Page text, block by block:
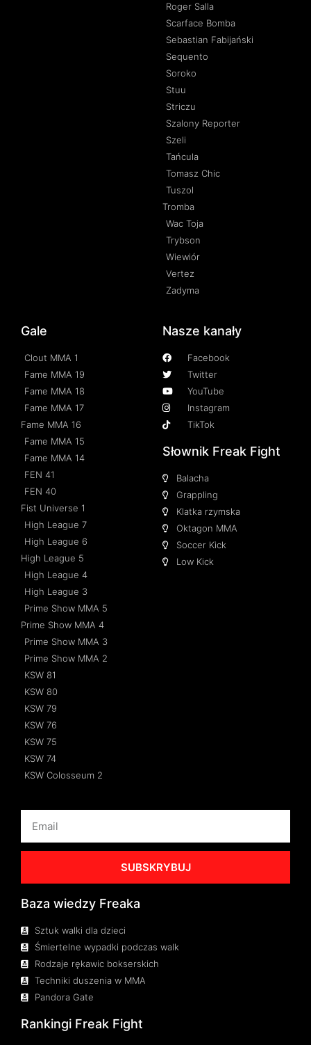
Roger Salla
Scarface Bomba
Sebastian Fabijański
Sequento
Soroko
Stuu
Striczu
Szalony Reporter
Szeli
Tańcula
Tomasz Chic
Tuszol
Tromba
Wac Toja
Trybson
Wiewiór
Vertez
Zadyma
Gale
Clout MMA 1
Fame MMA 19
Fame MMA 18
Fame MMA 17
Fame MMA 16
Fame MMA 15
Fame MMA 14
FEN 41
FEN 40
Fist Universe 1
High League 7
High League 6
High League 5
High League 4
High League 3
Prime Show MMA 5
Prime Show MMA 4
Prime Show MMA 3
Prime Show MMA 2
KSW 81
KSW 80
KSW 79
KSW 76
KSW 75
KSW 74
KSW Colosseum 2
Nasze kanały
Facebook
Twitter
YouTube
Instagram
TikTok
Słownik Freak Fight
Balacha
Grappling
Klatka rzymska
Oktagon MMA
Soccer Kick
Low Kick
SUBSKRYBUJ
Baza wiedzy Freaka
Sztuk walki dla dzieci
Śmiertelne wypadki podczas walk
Rodzaje rękawic bokserskich
Techniki duszenia w MMA
Pandora Gate
Rankingi Freak Fight